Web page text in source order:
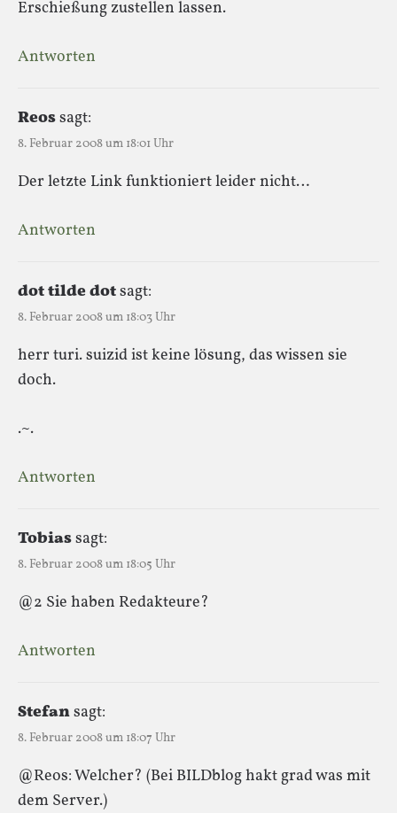
Erschießung zustellen lassen.
Antworten
Reossagt:
8. Februar 2008 um 18:01 Uhr
Der letzte Link funktioniert leider nicht…
Antworten
dot tilde dotsagt:
8. Februar 2008 um 18:03 Uhr
herr turi. suizid ist keine lösung, das wissen sie
doch.
.~.
Antworten
Tobiassagt:
8. Februar 2008 um 18:05 Uhr
@2 Sie haben Redakteure?
Antworten
Stefansagt:
8. Februar 2008 um 18:07 Uhr
@Reos: Welcher? (Bei BILDblog hakt grad was mit
dem Server.)